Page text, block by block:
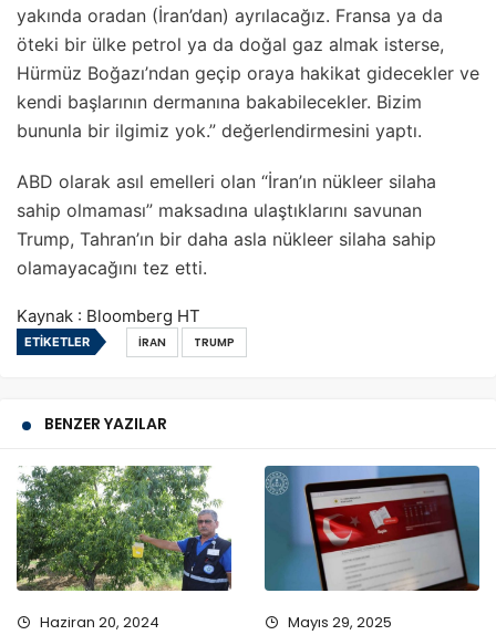
yakında oradan (İran’dan) ayrılacağız. Fransa ya da
öteki bir ülke petrol ya da doğal gaz almak isterse,
Hürmüz Boğazı’ndan geçip oraya hakikat gidecekler ve
kendi başlarının dermanına bakabilecekler. Bizim
bununla bir ilgimiz yok.” değerlendirmesini yaptı.
ABD olarak asıl emelleri olan “İran’ın nükleer silaha
sahip olmaması” maksadına ulaştıklarını savunan
Trump, Tahran’ın bir daha asla nükleer silaha sahip
olamayacağını tez etti.
Kaynak : Bloomberg HT
ETIKETLER İRAN TRUMP
BENZER YAZILAR
Haziran 20, 2024 Mayıs 29, 2025